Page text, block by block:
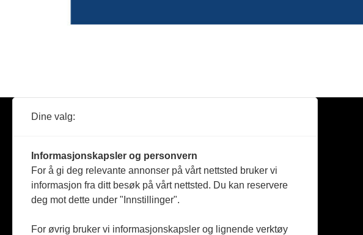
Reportasje
Produkter
Jobbmarked
Dine valg:
Informasjonskapsler og personvern
For å gi deg relevante annonser på vårt nettsted bruker vi
informasjon fra ditt besøk på vårt nettsted. Du kan reservere
deg mot dette under "Innstillinger".
For øvrig bruker vi informasjonskapsler og lignende verktøy